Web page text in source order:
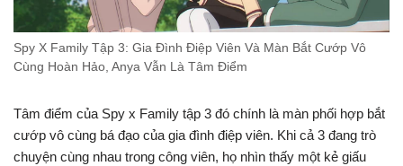
Spy X Family Tập 3: Gia Đình Điệp Viên Và Màn Bắt Cướp Vô
Cùng Hoàn Hảo, Anya Vẫn Là Tâm Điểm
Tâm điểm của Spy x Family tập 3 đó chính là màn phối hợp bắt
cướp vô cùng bá đạo của gia đình điệp viên. Khi cả 3 đang trò
chuyện cùng nhau trong công viên, họ nhìn thấy một kẻ giấu